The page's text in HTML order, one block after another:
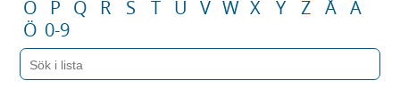
O P Q R S T U V W X Y Z Å Ä
Ö 0-9